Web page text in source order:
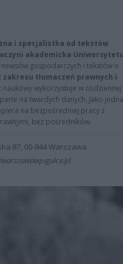
i specjalistka od tekstów
akademicka
gospodarczych i tekstów o
zakresu tłumaczeń prawnych i
naukowy wykorzystuje w codziennej
na twardych danych. Jako
na bezpośredniej pracy z
bez pośredników.
87, 00-844 Warszawa